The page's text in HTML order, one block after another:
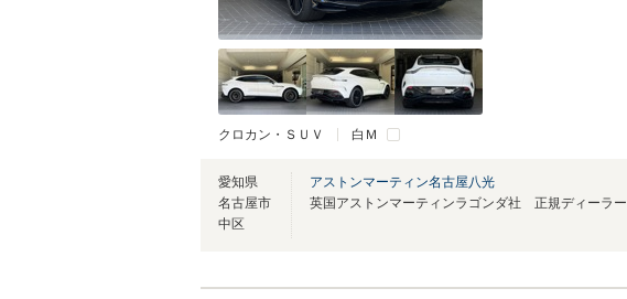
クロカン・ＳＵＶ 白Ｍ
愛知県
名古屋市
中区
アストンマーティン名古屋八光
英国アストンマーティンラゴンダ社 正規ディーラー